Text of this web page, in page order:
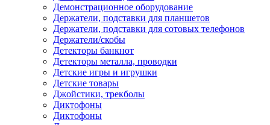
Демонстрационное оборудование
Держатели, подставки для планшетов
Держатели, подставки для сотовых телефонов
Держатели/скобы
Детекторы банкнот
Детекторы металла, проводки
Детские игры и игрушки
Детские товары
Джойстики, трекболы
Диктофоны
Диктофоны